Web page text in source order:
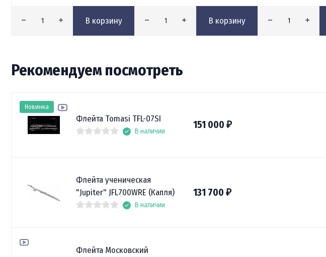
В корзину В корзину
Рекомендуем посмотреть
Флейта Tomasi TFL-07SI
В наличии
151 000 ₽
Новинка
Флейта ученическая
"Jupiter" JFL700WRE (Капля)
В наличии
131 700 ₽
Флейта Московский